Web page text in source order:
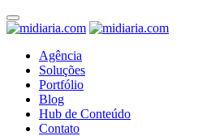
Agência
Soluções
Portfólio
Blog
Hub de Conteúdo
Contato